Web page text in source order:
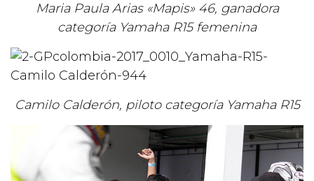
Maria Paula Arias «Mapis» 46, ganadora
categoría Yamaha R15 femenina
Camilo Calderón, piloto categoría Yamaha R15